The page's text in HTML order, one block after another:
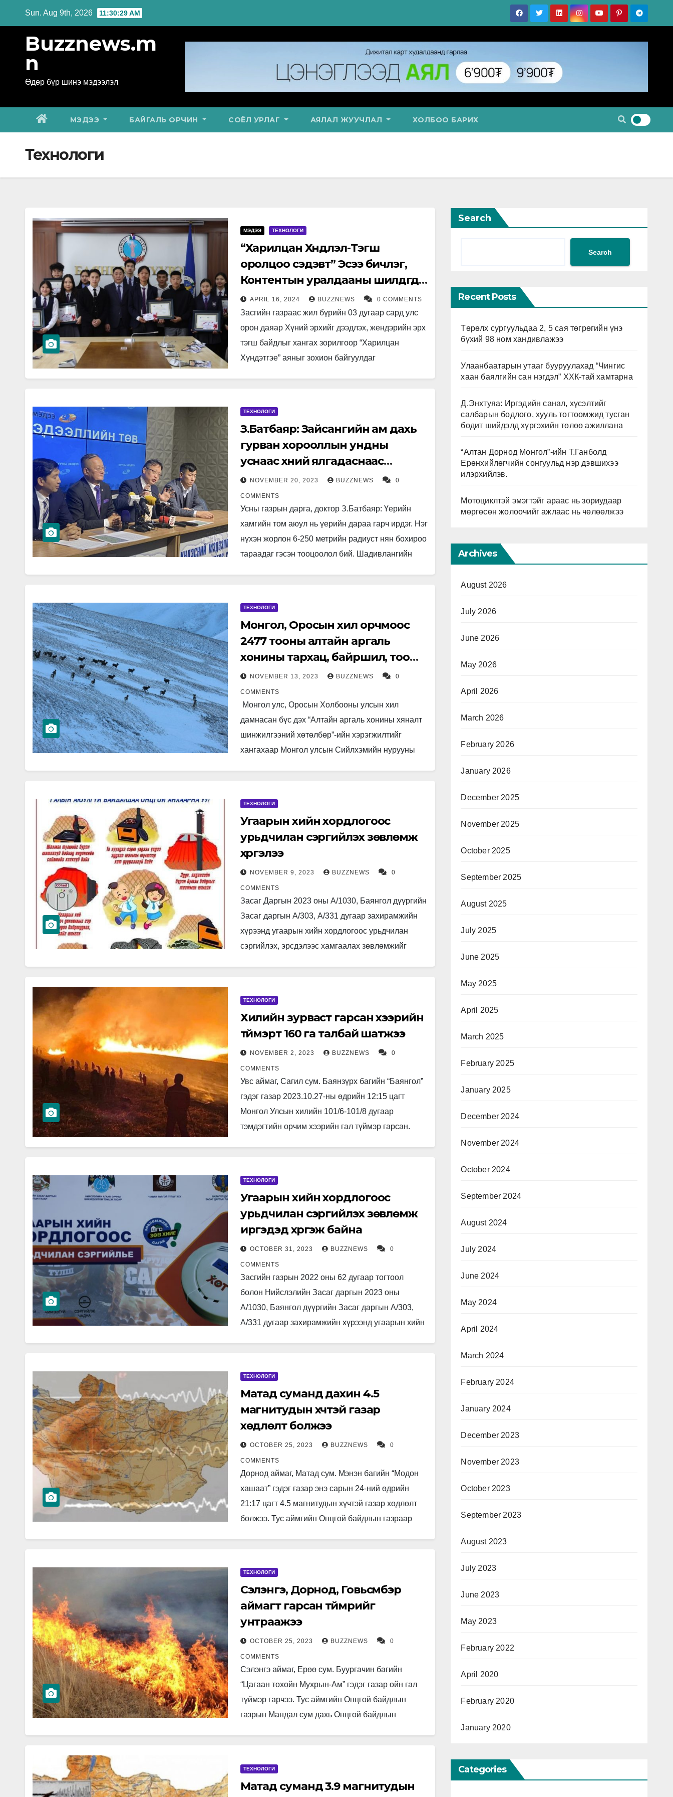
Sun. Aug 9th, 2026 11:30:31 AM
Buzznews.m
n
Өдөр бүр шинэ мэдээлэл
МЭДЭЭ БАЙГАЛЬ ОРЧИН СОЁЛ УРЛАГ АЯЛАЛ ЖУУЧЛАЛ ХОЛБОО БАРИХ
Технологи
МЭДЭЭ ТЕХНОЛОГИ
“Харилцан Хүндлэл-Тэгш
оролцоо сэдэвт” Эсээ бичлэг,
Контентын уралдааны шилдгүүд
тодорлоо
APRIL 16, 2024 BUZZNEWS 0 COMMENTS
Засгийн газраас жил бүрийн 03 дугаар сард улс
орон даяар Хүний эрхийг дээдлэх, жендэрийн эрх
тэгш байдлыг хангах зорилгоор “Харилцан
Хүндэтгэе” аяныг зохион байгуулдаг
ТЕХНОЛОГИ
З.Батбаяр: Зайсангийн ам дахь
гурван хорооллын ундны
уснаас хүний ялгадаснаас
илэрдэг гэдэсний савханцар
илэрсэн
NOVEMBER 20, 2023 BUZZNEWS 0
COMMENTS
Усны газрын дарга, доктор З.Батбаяр: Үерийн
хамгийн том аюул нь үерийн дараа гарч ирдэг. Нэг
нүхэн жорлон 6-250 метрийн радиуст нян бохироо
тараадаг гэсэн тооцоолол бий. Шадивлангийн
ТЕХНОЛОГИ
Монгол, Оросын хил орчмоос
2477 тооны алтайн аргаль
хонины тархац, байршил, тоо
толгойг тогтоожээ
NOVEMBER 13, 2023 BUZZNEWS 0
COMMENTS
Монгол улс, Оросын Холбооны улсын хил
дамнасан бүс дэх “Алтайн аргаль хонины хяналт
шинжилгээний хөтөлбөр”-ийн хэрэгжилтийг
хангахаар Монгол улсын Сийлхэмийн нурууны
ТЕХНОЛОГИ
Угаарын хийн хордлогоос
урьдчилан сэргийлэх зөвлөмж
хүргэлээ
NOVEMBER 9, 2023 BUZZNEWS 0
COMMENTS
Засаг Даргын 2023 оны А/1030, Баянгол дүүргийн
Засаг даргын А/303, А/331 дугаар захирамжийн
хүрээнд угаарын хийн хордлогоос урьдчилан
сэргийлэх, эрсдэлээс хамгаалах зөвлөмжийг
ТЕХНОЛОГИ
Хилийн зурваст гарсан хээрийн
түймэрт 160 га талбай шатжээ
NOVEMBER 2, 2023 BUZZNEWS 0
COMMENTS
Увс аймаг, Сагил сум. Баянзүрх багийн “Баянгол”
гэдэг газар 2023.10.27-ны өдрийн 12:15 цагт
Монгол Улсын хилийн 101/6-101/8 дугаар
тэмдэгтийн орчим хээрийн гал түймэр гарсан.
ТЕХНОЛОГИ
Угаарын хийн хордлогоос
урьдчилан сэргийлэх зөвлөмж
иргэдэд хүргэж байна
OCTOBER 31, 2023 BUZZNEWS 0
COMMENTS
Засгийн газрын 2022 оны 62 дугаар тогтоол
болон Нийслэлийн Засаг даргын 2023 оны
А/1030, Баянгол дүүргийн Засаг даргын А/303,
А/331 дугаар захирамжийн хүрээнд угаарын хийн
ТЕХНОЛОГИ
Матад суманд дахин 4.5
магнитудын хүчтэй газар
хөдлөлт болжээ
OCTOBER 25, 2023 BUZZNEWS 0
COMMENTS
Дорнод аймаг, Матад сум. Мэнэн багийн “Модон
хашаат” гэдэг газар энэ сарын 24-ний өдрийн
21:17 цагт 4.5 магнитудын хүчтэй газар хөдлөлт
болжээ. Тус аймгийн Онцгой байдлын газраар
ТЕХНОЛОГИ
Сэлэнгэ, Дорнод, Говьсүмбэр
аймагт гарсан түймрийг
унтраажээ
OCTOBER 25, 2023 BUZZNEWS 0
COMMENTS
Сэлэнгэ аймаг, Ерөө сум. Буургачин багийн
“Цагаан тохойн Мухрын-Ам” гэдэг газар ойн гал
түймэр гарчээ. Тус аймгийн Онцгой байдлын
газрын Мандал сум дахь Онцгой байдлын
ТЕХНОЛОГИ
Матад суманд 3.9 магнитудын
Search
Search
Recent Posts
Төрөлх сургуульдаа 2, 5 сая төгрөгийн үнэ
бүхий 98 ном хандивлажээ
Улаанбаатарын утааг бууруулахад “Чингис
хаан баялгийн сан нэгдэл” ХХК-тай хамтарна
Д.Энхтуяа: Иргэдийн санал, хүсэлтийг
салбарын бодлого, хууль тогтоомжид тусган
бодит шийдэлд хүргэхийн төлөө ажиллана
“Алтан Дорнод Монгол”-ийн Т.Ганболд
Ерөнхийлөгчийн сонгуульд нэр дэвшихээ
илэрхийлэв.
Мотоциклтэй эмэгтэйг араас нь зориудаар
мөргөсөн жолоочийг ажлаас нь чөлөөлжээ
Archives
August 2026
July 2026
June 2026
May 2026
April 2026
March 2026
February 2026
January 2026
December 2025
November 2025
October 2025
September 2025
August 2025
July 2025
June 2025
May 2025
April 2025
March 2025
February 2025
January 2025
December 2024
November 2024
October 2024
September 2024
August 2024
July 2024
June 2024
May 2024
April 2024
March 2024
February 2024
January 2024
December 2023
November 2023
October 2023
September 2023
August 2023
July 2023
June 2023
May 2023
February 2022
April 2020
February 2020
January 2020
Categories